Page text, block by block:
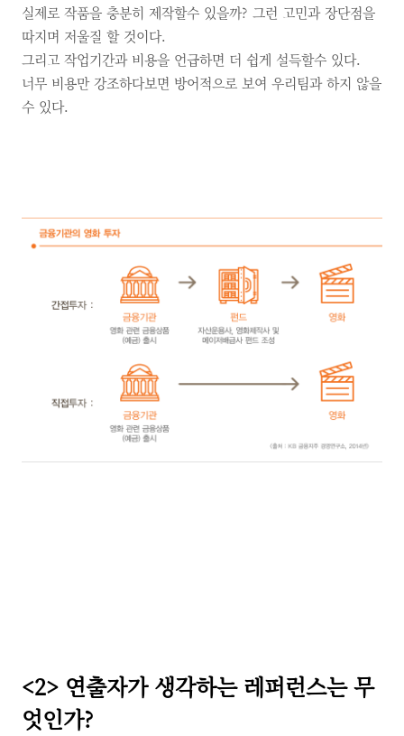
실제로 작품을 충분히 제작할수 있을까? 그런 고민과 장단점을
따지며 저울질 할 것이다.
그리고 작업기간과 비용을 언급하면 더 쉽게 설득할수 있다.
너무 비용만 강조하다보면 방어적으로 보여 우리팀과 하지 않을
수 있다.
<2> 연출자가 생각하는 레퍼런스는 무
엇인가?